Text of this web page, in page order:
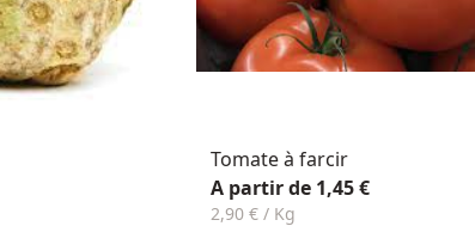
Tomate à farcir
A partir de 1,45 €
2,90 € / Kg